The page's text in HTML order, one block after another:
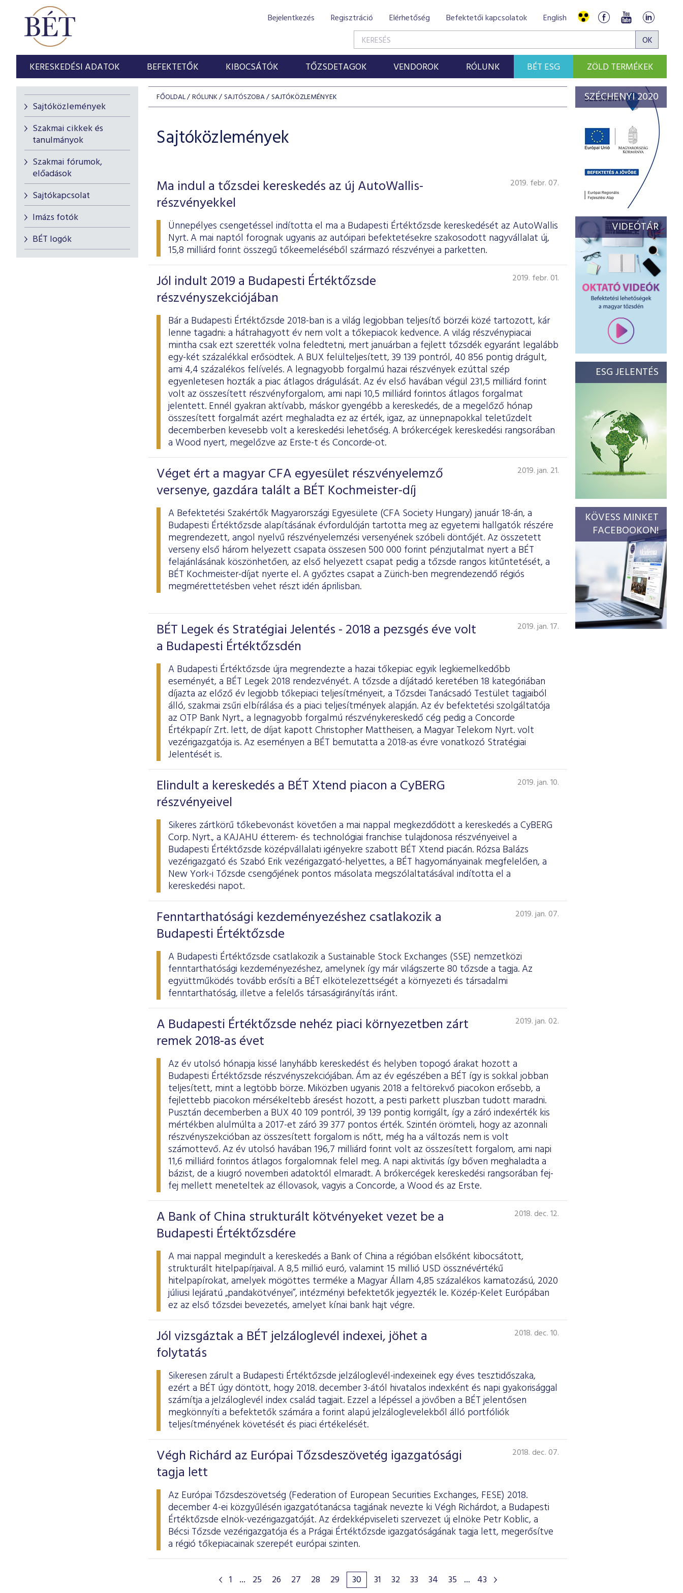
Bejelentkezés Regisztráció Elérhetőség Befektetői kapcsolatok English
KERESKEDÉSI ADATOK BEFEKTETŐK KIBOCSÁTÓK TŐZSDETAGOK VENDOROK RÓLUNK BÉT ESG ZÖLD TERMÉKEK
Sajtóközlemények
Szakmai cikkek és
tanulmányok
Szakmai fórumok,
előadások
Sajtókapcsolat
Imázs fotók
BÉT logók
FŐOLDAL RÓLUNK SAJTÓSZOBA SAJTÓKÖZLEMÉNYEK
Sajtóközlemények
Ma indul a tőzsdei kereskedés az új AutoWallis-
részvényekkel
2019. febr. 07.
Ünnepélyes csengetéssel indította el ma a Budapesti Értéktőzsde kereskedését az AutoWallis
Nyrt. A mai naptól forognak ugyanis az autóipari befektetésekre szakosodott nagyvállalat új,
15,8 milliárd forint összegű tőkeemeléséből származó részvényei a parketten.
Jól indult 2019 a Budapesti Értéktőzsde
részvényszekciójában
2019. febr. 01.
Bár a Budapesti Értéktőzsde 2018-ban is a világ legjobban teljesítő börzéi közé tartozott, kár
lenne tagadni: a hátrahagyott év nem volt a tőkepiacok kedvence. A világ részvénypiacai
mintha csak ezt szerették volna feledtetni, mert januárban a fejlett tőzsdék egyaránt legalább
egy-két százalékkal erősödtek. A BUX felülteljesített, 39 139 pontról, 40 856 pontig drágult,
ami 4,4 százalékos felívelés. A legnagyobb forgalmú hazai részvények ezúttal szép
egyenletesen hozták a piac átlagos drágulását. Az év első havában végül 231,5 milliárd forint
volt az összesített részvényforgalom, ami napi 10,5 milliárd forintos átlagos forgalmat
jelentett. Ennél gyakran aktívabb, máskor gyengébb a kereskedés, de a megelőző hónap
összesített forgalmát azért meghaladta ez az érték, igaz, az ünnepnapokkal teletűzdelt
decemberben kevesebb volt a kereskedési lehetőség. A brókercégek kereskedési rangsorában
a Wood nyert, megelőzve az Erste-t és Concorde-ot.
Véget ért a magyar CFA egyesület részvényelemző
versenye, gazdára talált a BÉT Kochmeister-díj
2019. jan. 21.
A Befektetési Szakértők Magyarországi Egyesülete (CFA Society Hungary) január 18-án, a
Budapesti Értéktőzsde alapításának évfordulóján tartotta meg az egyetemi hallgatók részére
megrendezett, angol nyelvű részvényelemzési versenyének szóbeli döntőjét. Az összetett
verseny első három helyezett csapata összesen 500 000 forint pénzjutalmat nyert a BÉT
felajánlásának köszönhetően, az első helyezett csapat pedig a tőzsde rangos kitűntetését, a
BÉT Kochmeister-díjat nyerte el. A győztes csapat a Zürich-ben megrendezendő régiós
megmérettetésben vehet részt idén áprilisban.
BÉT Legek és Stratégiai Jelentés - 2018 a pezsgés éve volt
a Budapesti Értéktőzsdén
2019. jan. 17.
A Budapesti Értéktőzsde újra megrendezte a hazai tőkepiac egyik legkiemelkedőbb
eseményét, a BÉT Legek 2018 rendezvényét. A tőzsde a díjátadó keretében 18 kategóriában
díjazta az előző év legjobb tőkepiaci teljesítményeit, a Tőzsdei Tanácsadó Testület tagjaiból
álló, szakmai zsűri elbírálása és a piaci teljesítmények alapján. Az év befektetési szolgáltatója
az OTP Bank Nyrt., a legnagyobb forgalmú részvénykereskedő cég pedig a Concorde
Értékpapír Zrt. lett, de díjat kapott Christopher Mattheisen, a Magyar Telekom Nyrt. volt
vezérigazgatója is. Az eseményen a BÉT bemutatta a 2018-as évre vonatkozó Stratégiai
Jelentését is.
Elindult a kereskedés a BÉT Xtend piacon a CyBERG
részvényeivel
2019. jan. 10.
Sikeres zártkörű tőkebevonást követően a mai nappal megkezdődött a kereskedés a CyBERG
Corp. Nyrt., a KAJAHU étterem- és technológiai franchise tulajdonosa részvényeivel a
Budapesti Értéktőzsde középvállalati igényekre szabott BÉT Xtend piacán. Rózsa Balázs
vezérigazgató és Szabó Erik vezérigazgató-helyettes, a BÉT hagyományainak megfelelően, a
New York-i Tőzsde csengőjének pontos másolata megszólaltatásával indította el a
kereskedési napot.
Fenntarthatósági kezdeményezéshez csatlakozik a
Budapesti Értéktőzsde
2019. jan. 07.
A Budapesti Értéktőzsde csatlakozik a Sustainable Stock Exchanges (SSE) nemzetközi
fenntarthatósági kezdeményezéshez, amelynek így már világszerte 80 tőzsde a tagja. Az
együttműködés tovább erősíti a BÉT elkötelezettségét a környezeti és társadalmi
fenntarthatóság, illetve a felelős társaságirányítás iránt.
A Budapesti Értéktőzsde nehéz piaci környezetben zárt
remek 2018-as évet
2019. jan. 02.
Az év utolsó hónapja kissé lanyhább kereskedést és helyben topogó árakat hozott a
Budapesti Értéktőzsde részvényszekciójában. Ám az év egészében a BÉT így is sokkal jobban
teljesített, mint a legtöbb börze. Miközben ugyanis 2018 a feltörekvő piacokon erősebb, a
fejlettebb piacokon mérsékeltebb áresést hozott, a pesti parkett pluszban tudott maradni.
Pusztán decemberben a BUX 40 109 pontról, 39 139 pontig korrigált, így a záró indexérték kis
mértékben alulmúlta a 2017-et záró 39 377 pontos érték. Szintén örömteli, hogy az azonnali
részvényszekcióban az összesített forgalom is nőtt, még ha a változás nem is volt
számottevő. Az év utolsó havában 196,7 milliárd forint volt az összesített forgalom, ami napi
11,6 milliárd forintos átlagos forgalomnak felel meg. A napi aktivitás így bőven meghaladta a
bázist, de a kiugró novemberi adatoktól elmaradt. A brókercégek kereskedési rangsorában fej-
fej mellett meneteltek az éllovasok, vagyis a Concorde, a Wood és az Erste.
A Bank of China strukturált kötvényeket vezet be a
Budapesti Értéktőzsdére
2018. dec. 12.
A mai nappal megindult a kereskedés a Bank of China a régióban elsőként kibocsátott,
strukturált hitelpapírjaival. A 8,5 millió euró, valamint 15 millió USD össznévértékű
hitelpapírokat, amelyek mögöttes terméke a Magyar Állam 4,85 százalékos kamatozású, 2020
júliusi lejáratú „pandakötvényei”, intézményi befektetők jegyezték le. Közép-Kelet Európában
ez az első tőzsdei bevezetés, amelyet kínai bank hajt végre.
Jól vizsgáztak a BÉT jelzáloglevél indexei, jöhet a
folytatás
2018. dec. 10.
Sikeresen zárult a Budapesti Értéktőzsde jelzáloglevél-indexeinek egy éves tesztidőszaka,
ezért a BÉT úgy döntött, hogy 2018. december 3-ától hivatalos indexként és napi gyakorisággal
számítja a jelzáloglevél index család tagjait. Ezzel a lépéssel a jövőben a BÉT jelentősen
megkönnyíti a befektetők számára a forint alapú jelzáloglevelekből álló portfóliók
teljesítményének követését és piaci értékelését.
Végh Richárd az Európai Tőzsdeszövetég igazgatósági
tagja lett
2018. dec. 07.
Az Európai Tőzsdeszövetség (Federation of European Securities Exchanges, FESE) 2018.
december 4-ei közgyűlésén igazgatótanácsa tagjának nevezte ki Végh Richárdot, a Budapesti
Értéktőzsde elnök-vezérigazgatóját. Az érdekképviseleti szervezet új elnöke Petr Koblic, a
Bécsi Tőzsde vezérigazgatója és a Prágai Értéktőzsde igazgatóságának tagja lett, megerősítve
a régió tőkepiacainak szerepét európai szinten.
1 ... 25 26 27 28 29 30 31 32 33 34 35 ... 43
SZÉCHENYI 2020
VIDEÓTÁR
ESG JELENTÉS
KÖVESS MINKET
FACEBOOKON!